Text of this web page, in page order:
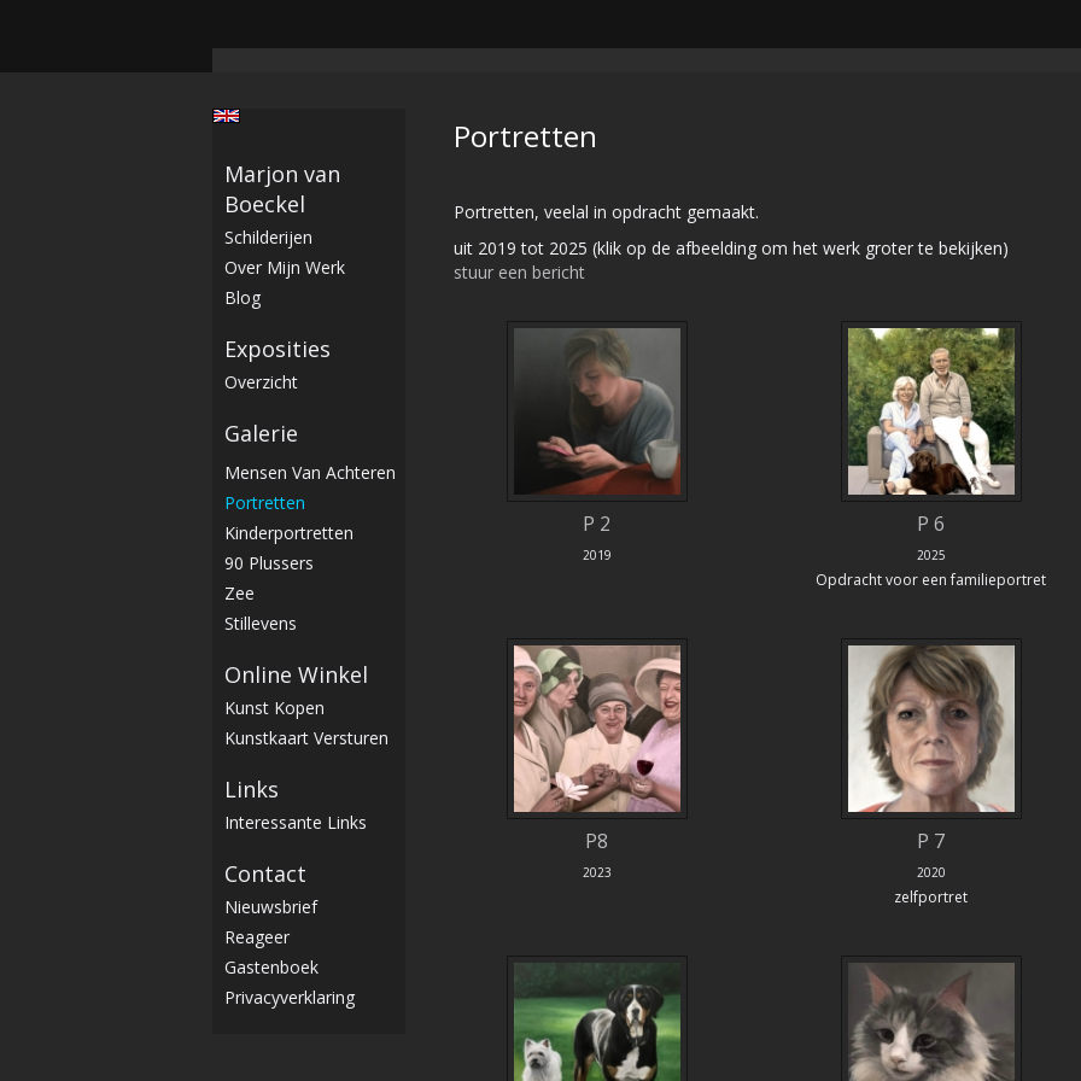
Portretten
Portretten, veelal in opdracht gemaakt.
uit 2019 tot 2025 (klik op de afbeelding om het werk groter te bekijken)
stuur een bericht
P 2
2019
P 6
2025
Opdracht voor een familieportret
P8
2023
P 7
2020
zelfportret
Marjon van
Boeckel
Schilderijen
Over Mijn Werk
Blog
Exposities
Overzicht
Galerie
Mensen Van Achteren
Portretten
Kinderportretten
90 Plussers
Zee
Stillevens
Online Winkel
Kunst Kopen
Kunstkaart Versturen
Links
Interessante Links
Contact
Nieuwsbrief
Reageer
Gastenboek
Privacyverklaring